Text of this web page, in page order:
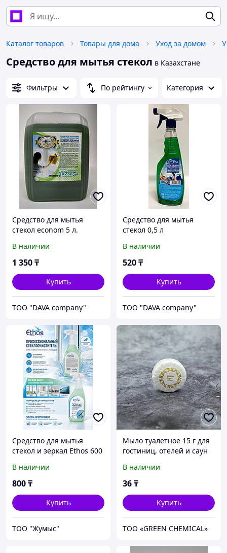
Каталог товаров Товары для дома Уход за домом
Средство для мытья стекол в Казахстане
Фильтры По рейтингу Категория
Средство для мытья
стекол econom 5 л.
В наличии
1 350₸
Купить
ТОО "DAVA company"
Средство для мытья
стекол 0,5 л
В наличии
520₸
Купить
ТОО "DAVA company"
Средство для мытья
стекол и зеркал Ethos 600
В наличии
800₸
Купить
ТОО "Жумыс"
Мыло туалетное 15 г для
гостиниц, отелей и саун
В наличии
36₸
Купить
ТОО «GREEN CHEMICAL»